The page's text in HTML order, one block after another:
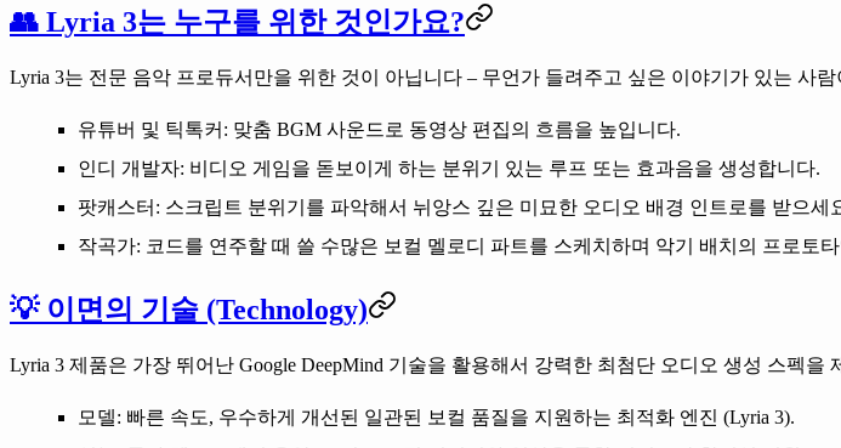
👥 Lyria 3는 누구를 위한 것인가요?
Lyria 3는 전문 음악 프로듀서만을 위한 것이 아닙니다 – 무언가 들려주고 싶은 이야기가 있는 사
유튜버 및 틱톡커 : 맞춤 BGM 사운드로 동영상 편집의 흐름을 높입니다.
인디 개발자: 비디오 게임을 돋보이게 하는 분위기 있는 루프 또는 효과음을 생성합니다.
팟캐스터 : 스크립트 분위기를 파악해서 뉘앙스 깊은 미묘한 오디오 배경 인트로를 받으세
작곡가: 코드를 연주할 때 쓸 수많은 보컬 멜로디 파트를 스케치하며 악기 배치의 프로토
💡 이면의 기술 (Technology)
Lyria 3 제품은 가장 뛰어난 Google DeepMind 기술을 활용해서 강력한 최첨단 오디오 생성 스펙을
모델: 빠른 속도, 우수하게 개선된 일관된 보컬 품질을 지원하는 최적화 엔진 (Lyria 3).